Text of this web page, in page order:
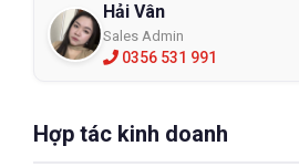
Hải Vân
Sales Admin
0356 531 991
Hợp tác kinh doanh